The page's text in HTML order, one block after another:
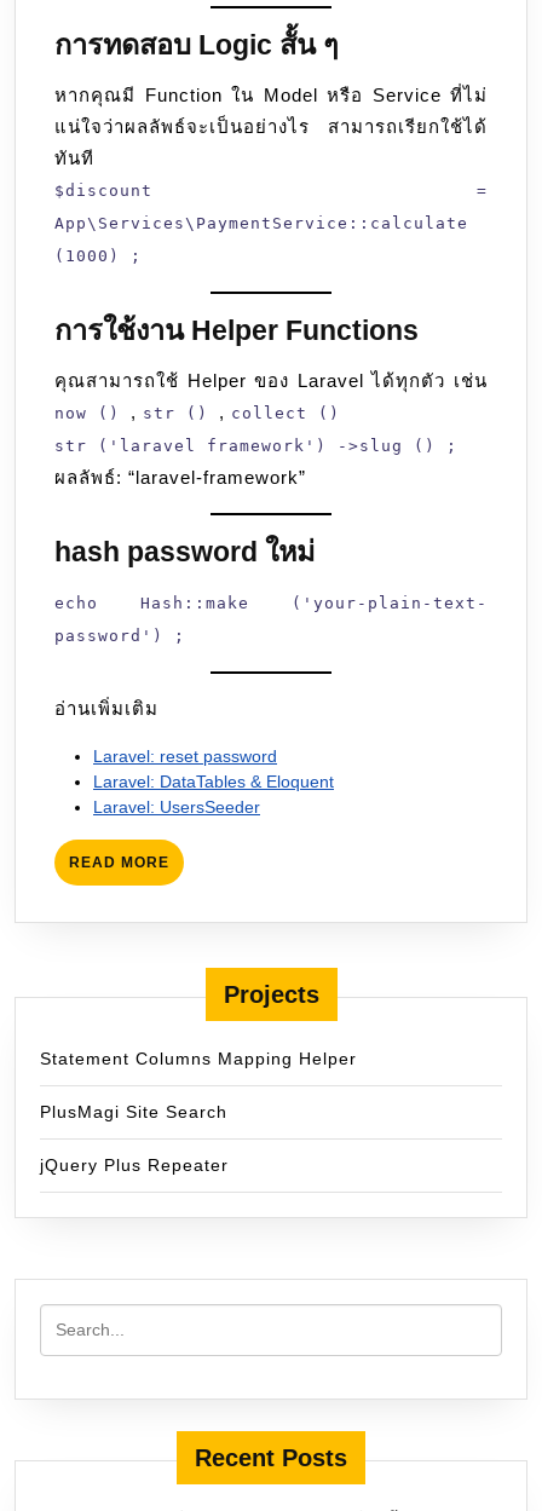
การทดสอบ Logic สั้น ๆ
หากคุณมี Function ใน Model หรือ Service ที่ไม่
แน่ใจว่าผลลัพธ์จะเป็นอย่างไร สามารถเรียกใช้ได้
ทันที
$discount =
App\Services\PaymentService::calculate
(1000) ;
การใช้งาน Helper Functions
คุณสามารถใช้ Helper ของ Laravel ได้ทุกตัว เช่น
now () , str () , collect ()
str ('laravel framework') ->slug () ;
ผลลัพธ์: “laravel-framework”
hash password ใหม่
echo Hash::make ('your-plain-text-
password') ;
อ่านเพิ่มเติม
Laravel: reset password
Laravel: DataTables & Eloquent
Laravel: UsersSeeder
READ MORE READ
MORE
Projects
Statement Columns Mapping Helper
PlusMagi Site Search
jQuery Plus Repeater
Recent Posts